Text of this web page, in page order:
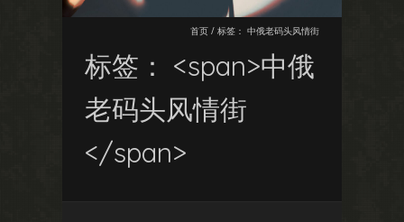
首页 / 标签： 中俄老码头风情街
标签： <span>中俄
老码头风情街
</span>